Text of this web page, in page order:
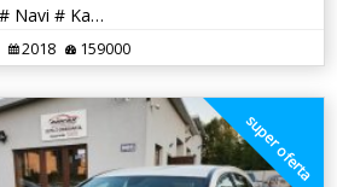
1.6 GDi # Ledy # Progi # Navi # Kamera # PDC # Piękny! GWARANCJA !!!
2018 159000
super oferta